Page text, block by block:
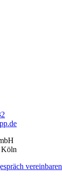
Köln
vereinbaren